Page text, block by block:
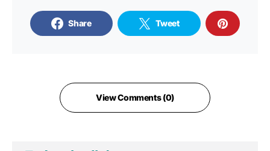
Share Tweet
View Comments (0)